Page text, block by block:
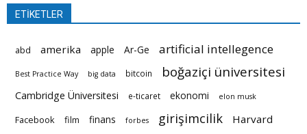
ETİKETLER
abd amerika apple Ar-Ge artificial intellegence
Best Practice Way big data bitcoin boğaziçi üniversitesi
Cambridge Üniversitesi e-ticaret ekonomi elon musk
Facebook film finans forbes girişimcilik Harvard